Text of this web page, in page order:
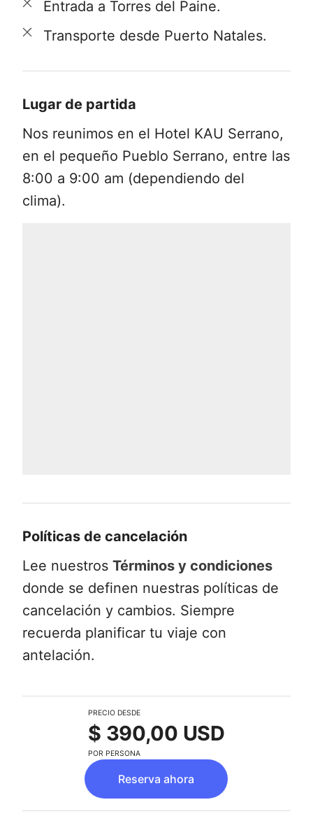
arriba para llegar a la península del Lago
que llenan el lago. Una vez que hemos
disfrutado de este paisaje fotogénico e
impresionante, comenzamos el viaje de
3 horas río abajo.
Nos detendremos en el puente del río
Entrada a Torres del Paine.
Transporte desde Puerto Natales.
Lugar de partida
Nos reunimos en el Hotel KAU Serrano,
en el pequeño Pueblo Serrano, entre las
8:00 a 9:00 am (dependiendo del
clima).
Políticas de cancelación
Lee nuestros Términos y condiciones
donde se definen nuestras políticas de
cancelación y cambios. Siempre
recuerda planificar tu viaje con
antelación.
PRECIO DESDE
$ 390,00 USD
POR PERSONA
Reserva ahora